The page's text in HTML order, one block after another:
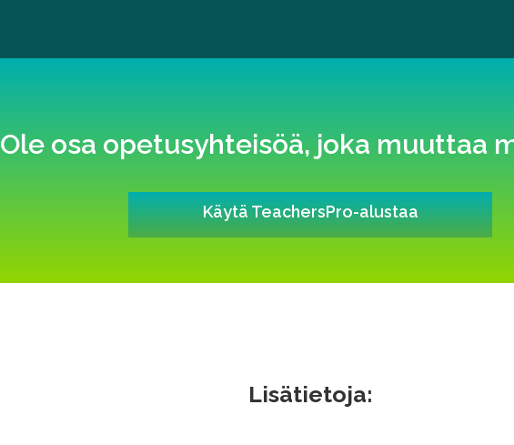
Ole osa opetusyhteisöä, joka muuttaa
Käytä TeachersPro-alustaa
Lisätietoja: